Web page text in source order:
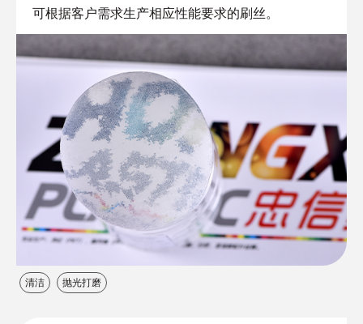
可根据客户需求生产相应性能要求的刷丝。
清洁 抛光打磨